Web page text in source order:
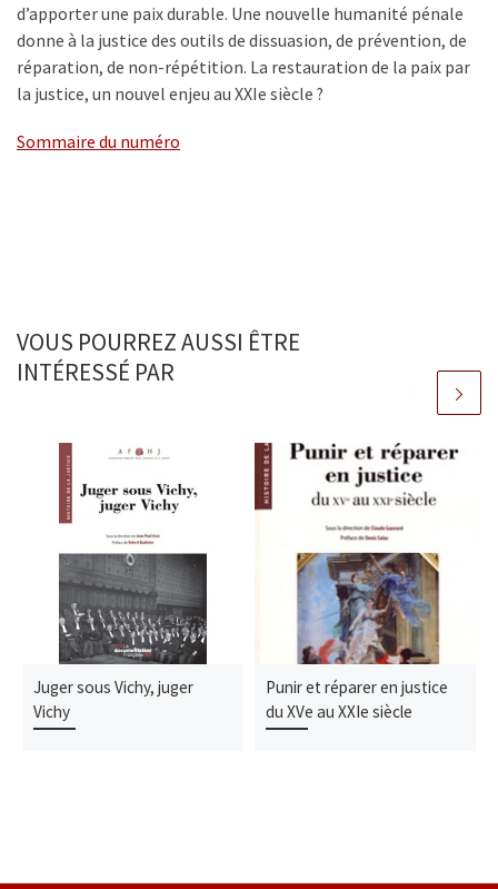
d’apporter une paix durable. Une nouvelle humanité pénale
donne à la justice des outils de dissuasion, de prévention, de
réparation, de non-répétition. La restauration de la paix par
la justice, un nouvel enjeu au XXIe siècle ?
Sommaire du numéro
VOUS POURREZ AUSSI ÊTRE
INTÉRESSÉ PAR
Juger sous Vichy, juger
Vichy
Punir et réparer en justice
du XVe au XXIe siècle